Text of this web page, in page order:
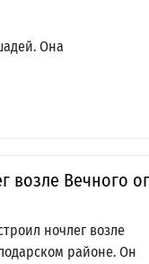
Она
возле Вечного
ночлег возле
районе. Он